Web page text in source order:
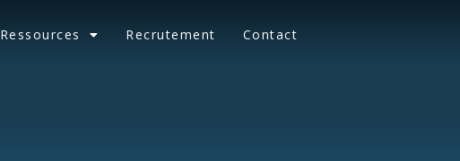
Ressources Recrutement Contact